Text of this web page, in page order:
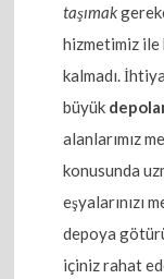
taşımak
hizmetimiz ile
kalmadı.
büyük
alanlarımız
konusunda
eşyalarınızı
depoya
içiniz rahat